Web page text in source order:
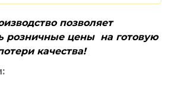
позволяет
розничные цены на готовую
качества!